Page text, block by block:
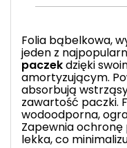
Folia bąbelkowa,
jeden z
paczekdzięki
amortyzującym.
absorbują
zawartość paczki.
wodoodporna,
Zapewnia ochronę
lekka, co